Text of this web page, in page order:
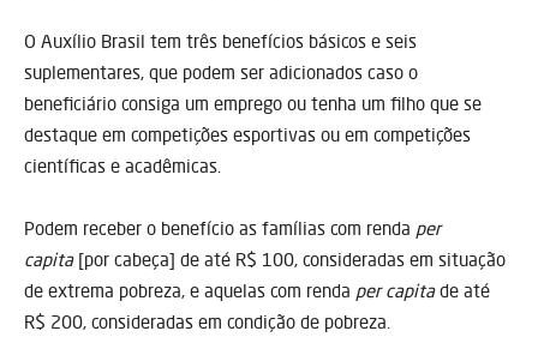
O Auxílio Brasil tem três benefícios básicos e seis
suplementares, que podem ser adicionados caso o
beneficiário consiga um emprego ou tenha um filho que se
destaque em competições esportivas ou em competições
científicas e acadêmicas.
Podem receber o benefício as famílias com renda per
capita[por cabeça] de até R$ 100, consideradas em situação
de extrema pobreza, e aquelas com renda per capitade até
R$ 200, consideradas em condição de pobreza.